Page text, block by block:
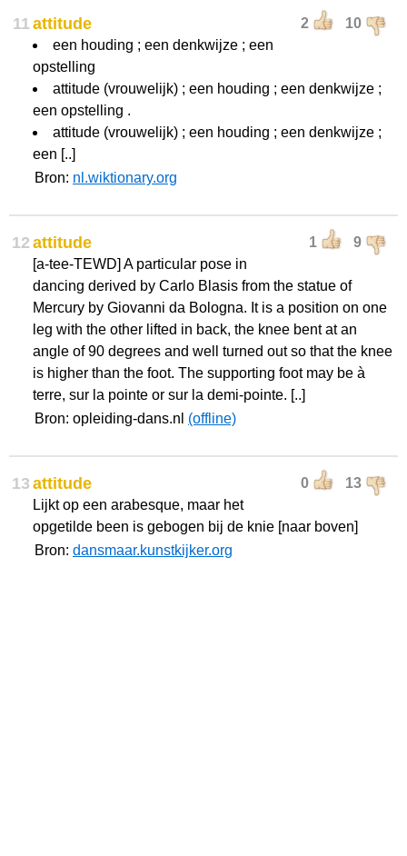
11 2 10
attitude
een houding ; een denkwijze ; een
opstelling
attitude (vrouwelijk) ; een houding ; een denkwijze ;
een opstelling .
attitude (vrouwelijk) ; een houding ; een denkwijze ;
een [..]
Bron: nl.wiktionary.org
12 1 9
attitude
[a-tee-TEWD] A particular pose in
dancing derived by Carlo Blasis from the statue of
Mercury by Giovanni da Bologna. It is a position on one
leg with the other lifted in back, the knee bent at an
angle of 90 degrees and well turned out so that the knee
is higher than the foot. The supporting foot may be à
terre, sur la pointe or sur la demi-pointe. [..]
Bron: opleiding-dans.nl (offline)
13 0 13
attitude
Lijkt op een arabesque, maar het
opgetilde been is gebogen bij de knie [naar boven]
Bron: dansmaar.kunstkijker.org